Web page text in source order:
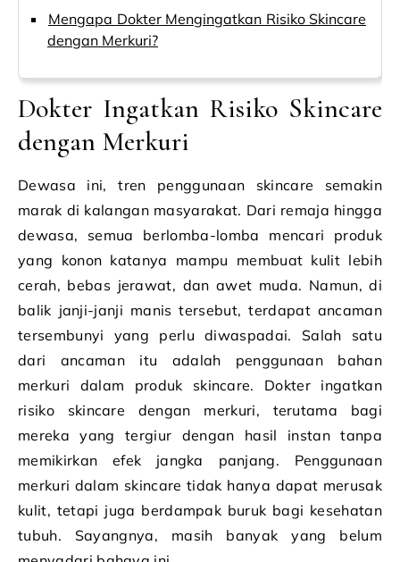
Mengapa Dokter Mengingatkan Risiko Skincare
dengan Merkuri?
Dokter Ingatkan Risiko Skincare
dengan Merkuri
Dewasa ini, tren penggunaan skincare semakin
marak di kalangan masyarakat. Dari remaja hingga
dewasa, semua berlomba-lomba mencari produk
yang konon katanya mampu membuat kulit lebih
cerah, bebas jerawat, dan awet muda. Namun, di
balik janji-janji manis tersebut, terdapat ancaman
tersembunyi yang perlu diwaspadai. Salah satu
dari ancaman itu adalah penggunaan bahan
merkuri dalam produk skincare. Dokter ingatkan
risiko skincare dengan merkuri, terutama bagi
mereka yang tergiur dengan hasil instan tanpa
memikirkan efek jangka panjang. Penggunaan
merkuri dalam skincare tidak hanya dapat merusak
kulit, tetapi juga berdampak buruk bagi kesehatan
tubuh. Sayangnya, masih banyak yang belum